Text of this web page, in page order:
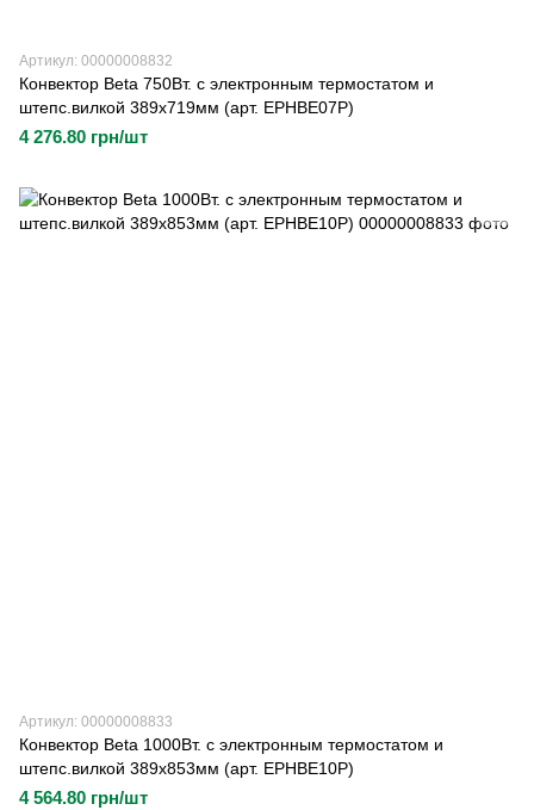
Артикул: 00000008832
Конвектор Beta 750Вт. с электронным термостатом и
штепс.вилкой 389х719мм (арт. EPHBE07P)
4 276.80 грн/шт
Артикул: 00000008833
Конвектор Beta 1000Вт. с электронным термостатом и
штепс.вилкой 389х853мм (арт. EPHBE10P)
4 564.80 грн/шт